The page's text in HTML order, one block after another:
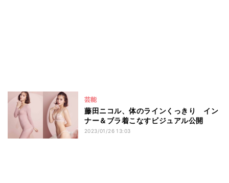
芸能
藤田ニコル、体のラインくっきり イン
ナー＆ブラ着こなすビジュアル公開
2023/01/26 13:03